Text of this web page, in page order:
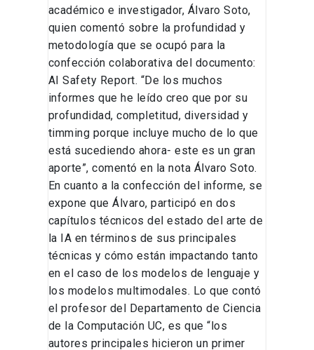
académico e investigador, Álvaro Soto,
quien comentó sobre la profundidad y
metodología que se ocupó para la
confección colaborativa del documento:
AI Safety Report. “De los muchos
informes que he leído creo que por su
profundidad, completitud, diversidad y
timming porque incluye mucho de lo que
está sucediendo ahora- este es un gran
aporte”, comentó en la nota Álvaro Soto.
En cuanto a la confección del informe, se
expone que Álvaro, participó en dos
capítulos técnicos del estado del arte de
la IA en términos de sus principales
técnicas y cómo están impactando tanto
en el caso de los modelos de lenguaje y
los modelos multimodales. Lo que contó
el profesor del Departamento de Ciencia
de la Computación UC, es que “los
autores principales hicieron un primer